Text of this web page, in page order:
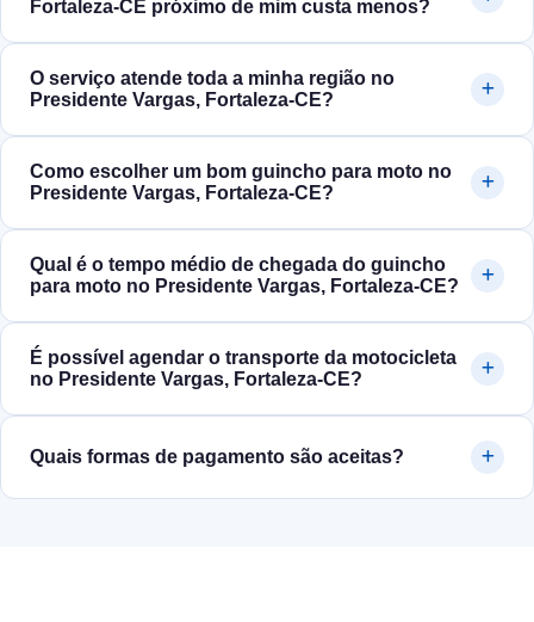
Fortaleza‑CE próximo de mim custa menos?
O serviço atende toda a minha região no
Presidente Vargas, Fortaleza‑CE?
Como escolher um bom guincho para moto no
Presidente Vargas, Fortaleza‑CE?
Qual é o tempo médio de chegada do guincho
para moto no Presidente Vargas, Fortaleza‑CE?
É possível agendar o transporte da motocicleta
no Presidente Vargas, Fortaleza‑CE?
Quais formas de pagamento são aceitas?